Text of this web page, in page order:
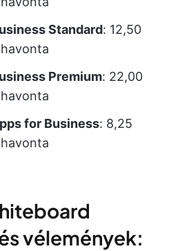
Standard: 12,50
Premium: 22,00
for Business: 8,25
vélemények: